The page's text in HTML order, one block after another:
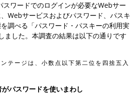
スワードでのログインが必要なWebサー
Webサービスおよびパスワード、パスキ
調べる「パスワード・パスキーの利用実
ました。本調査の結果は以下の通りです
テージは、小数点以下第二位を四捨五入
パスワードを使いまわし